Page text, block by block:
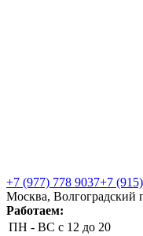
+7 (977) 778 9037+7
Москва, Волгоградский
Работаем:
ПН - ВС с 12 до 20